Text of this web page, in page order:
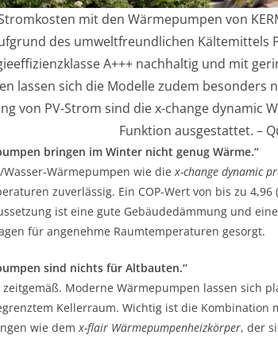
mit den Wärmepumpen von
des umweltfreundlichen Kältemittels
A+++ nachhaltig und mit
lassen sich die Modelle zudem
von PV-Strom sind die x-change dynamic
Funktion ausgestattet. –
bringen im Winter nicht genug Wärme.“
Wasser-Wärmepumpen wie diex-change dynamic
zuverlässig. Ein COP-Wert von bis zu
ist eine gute Gebäudedämmung und
für angenehme Raumtemperaturen gesorgt.
sind nichts für Altbauten.“
Moderne Wärmepumpen lassen sich
Kellerraum. Wichtig ist die Kombination
wie demx-flair Wärmepumpenheizkörper, der